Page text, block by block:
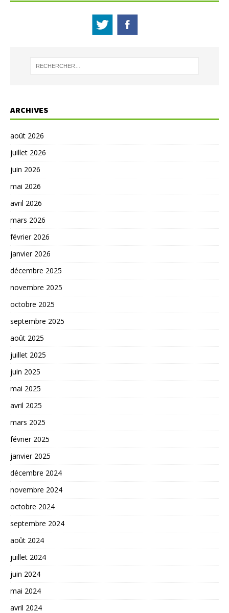
ARCHIVES
août 2026
juillet 2026
juin 2026
mai 2026
avril 2026
mars 2026
février 2026
janvier 2026
décembre 2025
novembre 2025
octobre 2025
septembre 2025
août 2025
juillet 2025
juin 2025
mai 2025
avril 2025
mars 2025
février 2025
janvier 2025
décembre 2024
novembre 2024
octobre 2024
septembre 2024
août 2024
juillet 2024
juin 2024
mai 2024
avril 2024